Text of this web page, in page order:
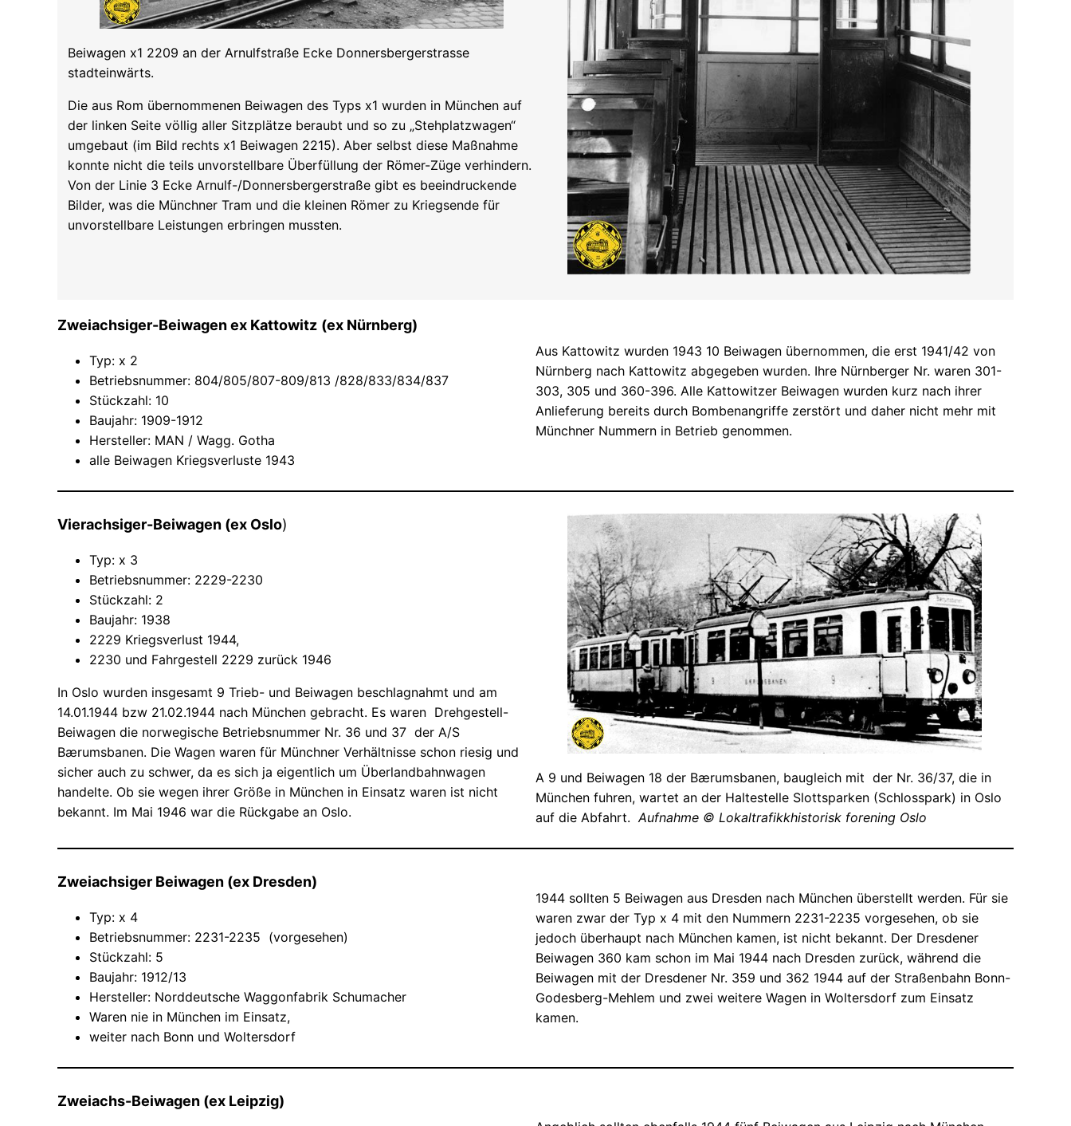
Beiwagen x1 2209 an der Arnulfstraße Ecke Donnersbergerstrasse
stadteinwärts.
Die aus Rom übernommenen Beiwagen des Typs x1 wurden in München auf
der linken Seite völlig aller Sitzplätze beraubt und so zu „Stehplatzwagen“
umgebaut (im Bild rechts x1 Beiwagen 2215). Aber selbst diese Maßnahme
konnte nicht die teils unvorstellbare Überfüllung der Römer-Züge verhindern.
Von der Linie 3 Ecke Arnulf-/Donnersbergerstraße gibt es beeindruckende
Bilder, was die Münchner Tram und die kleinen Römer zu Kriegsende für
unvorstellbare Leistungen erbringen mussten.
Zweiachsiger-Beiwagen ex Kattowitz (ex Nürnberg)
Typ: x 2
Betriebsnummer: 804/805/807-809/813 /828/833/834/837
Stückzahl: 10
Baujahr: 1909-1912
Hersteller: MAN / Wagg. Gotha
alle Beiwagen Kriegsverluste 1943
Aus Kattowitz wurden 1943 10 Beiwagen übernommen, die erst 1941/42 von
Nürnberg nach Kattowitz abgegeben wurden. Ihre Nürnberger Nr. waren 301-
303, 305 und 360-396. Alle Kattowitzer Beiwagen wurden kurz nach ihrer
Anlieferung bereits durch Bombenangriffe zerstört und daher nicht mehr mit
Münchner Nummern in Betrieb genommen.
Vierachsiger-Beiwagen (ex Oslo)
Typ: x 3
Betriebsnummer: 2229-2230
Stückzahl: 2
Baujahr: 1938
2229 Kriegsverlust 1944,
2230 und Fahrgestell 2229 zurück 1946
In Oslo wurden insgesamt 9 Trieb- und Beiwagen beschlagnahmt und am
14.01.1944 bzw 21.02.1944 nach München gebracht. Es waren Drehgestell-
Beiwagen die norwegische Betriebsnummer Nr. 36 und 37 der A/S
Bærumsbanen. Die Wagen waren für Münchner Verhältnisse schon riesig und
sicher auch zu schwer, da es sich ja eigentlich um Überlandbahnwagen
handelte. Ob sie wegen ihrer Größe in München in Einsatz waren ist nicht
bekannt. Im Mai 1946 war die Rückgabe an Oslo.
A 9 und Beiwagen 18 der Bærumsbanen, baugleich mit der Nr. 36/37, die in
München fuhren, wartet an der Haltestelle Slottsparken (Schlosspark) in Oslo
auf die Abfahrt. Aufnahme © Lokaltrafikkhistorisk forening Oslo
Zweiachsiger Beiwagen (ex Dresden)
Typ: x 4
Betriebsnummer: 2231-2235 (vorgesehen)
Stückzahl: 5
Baujahr: 1912/13
Hersteller: Norddeutsche Waggonfabrik Schumacher
Waren nie in München im Einsatz,
weiter nach Bonn und Woltersdorf
1944 sollten 5 Beiwagen aus Dresden nach München überstellt werden. Für sie
waren zwar der Typ x 4 mit den Nummern 2231-2235 vorgesehen, ob sie
jedoch überhaupt nach München kamen, ist nicht bekannt. Der Dresdener
Beiwagen 360 kam schon im Mai 1944 nach Dresden zurück, während die
Beiwagen mit der Dresdener Nr. 359 und 362 1944 auf der Straßenbahn Bonn-
Godesberg-Mehlem und zwei weitere Wagen in Woltersdorf zum Einsatz
kamen.
Zweiachs-Beiwagen (ex Leipzig)